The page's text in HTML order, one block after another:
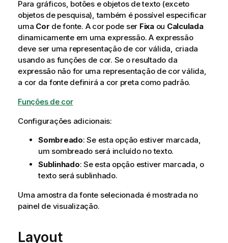
Para gráficos, botões e objetos de texto (exceto
objetos de pesquisa), também é possível especificar
uma Cor de fonte. A cor pode ser Fixaou Calculada
dinamicamente em uma expressão. A expressão
deve ser uma representação de cor válida, criada
usando as funções de cor. Se o resultado da
expressão não for uma representação de cor válida,
a cor da fonte definirá a cor preta como padrão.
Funções de cor
Configurações adicionais:
Sombreado: Se esta opção estiver marcada,
um sombreado será incluído no texto.
Sublinhado: Se esta opção estiver marcada, o
texto será sublinhado.
Uma amostra da fonte selecionada é mostrada no
painel de visualização.
Layout